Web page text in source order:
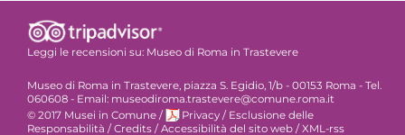
Leggi le recensioni su: Museo di Roma in Trastevere
Museo di Roma in Trastevere, piazza S. Egidio, 1/b - 00153 Roma - Tel.
060608 - Email: museodiroma.trastevere@comune.roma.it
© 2017 Musei in Comune / Privacy / Esclusione delle
Responsabilità / Credits / Accessibilità del sito web / XML-rss